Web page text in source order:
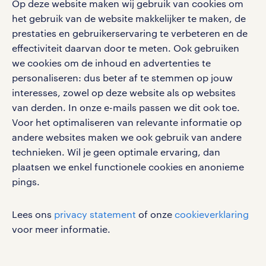
Op deze website maken wij gebruik van cookies om
het gebruik van de website makkelijker te maken, de
prestaties en gebruikerservaring te verbeteren en de
effectiviteit daarvan door te meten. Ook gebruiken
we cookies om de inhoud en advertenties te
personaliseren: dus beter af te stemmen op jouw
interesses, zowel op deze website als op websites
van derden. In onze e-mails passen we dit ook toe.
Voor het optimaliseren van relevante informatie op
andere websites maken we ook gebruik van andere
technieken. Wil je geen optimale ervaring, dan
plaatsen we enkel functionele cookies en anonieme
pings.
Lees ons privacy statement of onze cookieverklaring
voor meer informatie.
social media
Volg ons voor de leukste content omtrent
vacatures, solliciteren en inspiratie.
werken bij randstad
gebruikersvoorwaarden
privacystatement
cookies